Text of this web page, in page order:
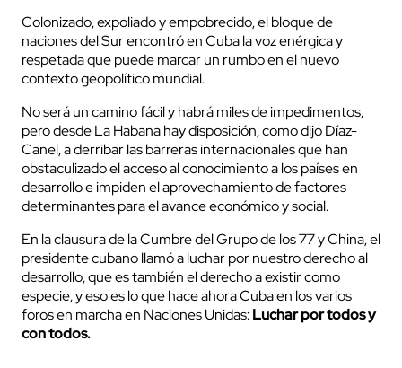
Colonizado, expoliado y empobrecido, el bloque de
naciones del Sur encontró en Cuba la voz enérgica y
respetada que puede marcar un rumbo en el nuevo
contexto geopolítico mundial.
No será un camino fácil y habrá miles de impedimentos,
pero desde La Habana hay disposición, como dijo Díaz-
Canel, a derribar las barreras internacionales que han
obstaculizado el acceso al conocimiento a los países en
desarrollo e impiden el aprovechamiento de factores
determinantes para el avance económico y social.
En la clausura de la Cumbre del Grupo de los 77 y China, el
presidente cubano llamó a luchar por nuestro derecho al
desarrollo, que es también el derecho a existir como
especie, y eso es lo que hace ahora Cuba en los varios
foros en marcha en Naciones Unidas:Luchar por todos y
con todos.